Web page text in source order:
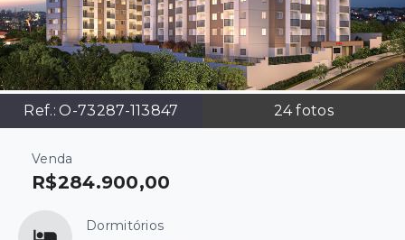
Ref.:O-73287-113847 24fotos
Venda
R$284.900,00
Dormitórios